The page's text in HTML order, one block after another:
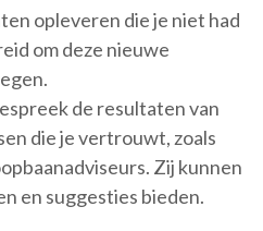
opleveren die je niet had
om deze nieuwe
de resultaten van
die je vertrouwt, zoals
Zij kunnen
en suggesties bieden.